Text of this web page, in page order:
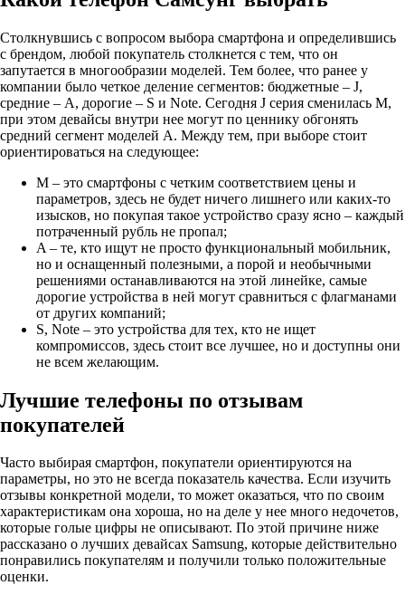
Столкнувшись с вопросом выбора смартфона и определившись
с брендом, любой покупатель столкнется с тем, что он
запутается в многообразии моделей. Тем более, что ранее у
компании было четкое деление сегментов: бюджетные – J,
средние – А, дорогие – S и Note. Сегодня J серия сменилась M,
при этом девайсы внутри нее могут по ценнику обгонять
средний сегмент моделей A. Между тем, при выборе стоит
ориентироваться на следующее:
M – это смартфоны с четким соответствием цены и
параметров, здесь не будет ничего лишнего или каких-то
изысков, но покупая такое устройство сразу ясно – каждый
потраченный рубль не пропал;
A – те, кто ищут не просто функциональный мобильник,
но и оснащенный полезными, а порой и необычными
решениями останавливаются на этой линейке, самые
дорогие устройства в ней могут сравниться с флагманами
от других компаний;
S, Note – это устройства для тех, кто не ищет
компромиссов, здесь стоит все лучшее, но и доступны они
не всем желающим.
Лучшие телефоны по отзывам
покупателей
Часто выбирая смартфон, покупатели ориентируются на
параметры, но это не всегда показатель качества. Если изучить
отзывы конкретной модели, то может оказаться, что по своим
характеристикам она хороша, но на деле у нее много недочетов,
которые голые цифры не описывают. По этой причине ниже
рассказано о лучших девайсах Samsung, которые действительно
понравились покупателям и получили только положительные
оценки.